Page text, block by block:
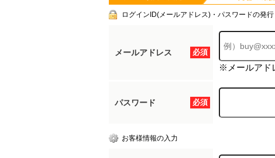
ログインID(メールアドレス)・パスワードの発行
必須
メールアドレス
※メールアド
必須
パスワード
お客様情報の入力